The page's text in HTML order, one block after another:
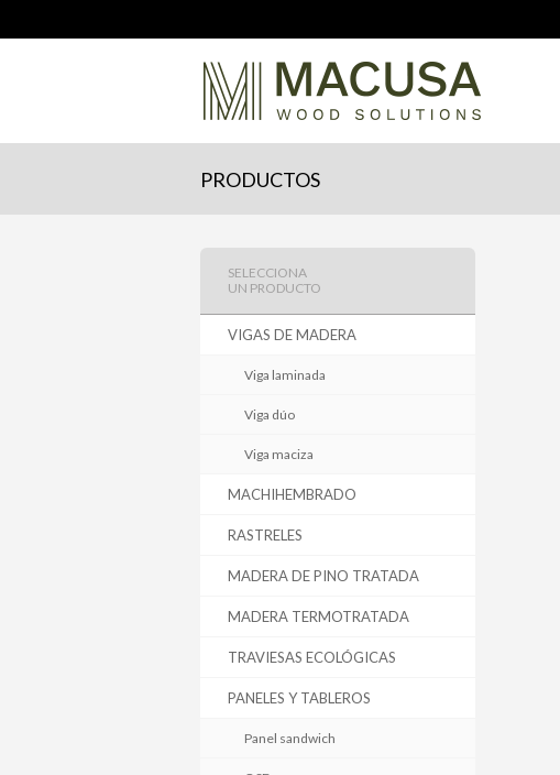
PRODUCTOS
SELECCIONA
UN PRODUCTO
VIGAS DE MADERA
Viga laminada
Viga dúo
Viga maciza
MACHIHEMBRADO
RASTRELES
MADERA DE PINO TRATADA
MADERA TERMOTRATADA
TRAVIESAS ECOLÓGICAS
PANELES Y TABLEROS
Panel sandwich